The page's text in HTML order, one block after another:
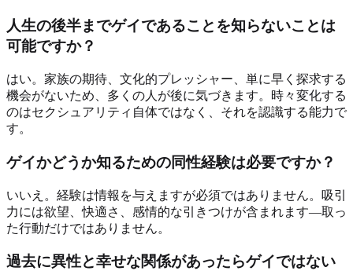
人生の後半までゲイであることを知らないことは
可能ですか？
はい。家族の期待、文化的プレッシャー、単に早く探求する
機会がないため、多くの人が後に気づきます。時々変化する
のはセクシュアリティ自体ではなく、それを認識する能力で
す。
ゲイかどうか知るための同性経験は必要ですか？
いいえ。経験は情報を与えますが必須ではありません。吸引
力には欲望、快適さ、感情的な引きつけが含まれます—取っ
た行動だけではありません。
過去に異性と幸せな関係があったらゲイではない